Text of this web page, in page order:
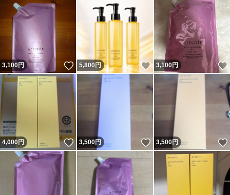
3,100円 いいね！
5,800円 いいね！
3,100円
4,000円 いいね！
3,500円 いいね！
3,500円